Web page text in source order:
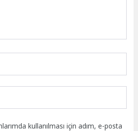
kullanılması için adım, e-posta